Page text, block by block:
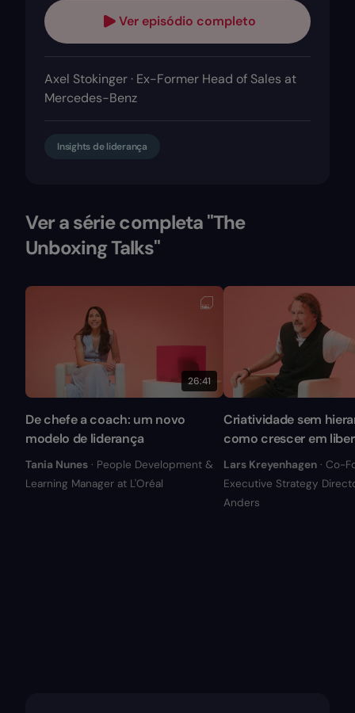
Ver episódio completo
Axel Stokinger · Ex-Former Head of Sales at
Mercedes-Benz
Insights de liderança
Ver a série completa "The
Unboxing Talks"
26:41
De chefe a coach: um novo
modelo de liderança
Tania Nunes · People Development &
Learning Manager at L'Oréal
Criatividade sem
como crescer em
Lars Kreyenhagen · Co-
Executive Strategy
Anders